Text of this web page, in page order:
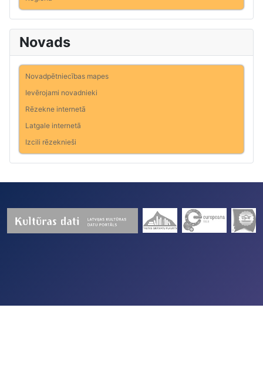
Novads
Novadpētniecības mapes
Ievērojami novadnieki
Rēzekne internetā
Latgale internetā
Izcili rēzeknieši